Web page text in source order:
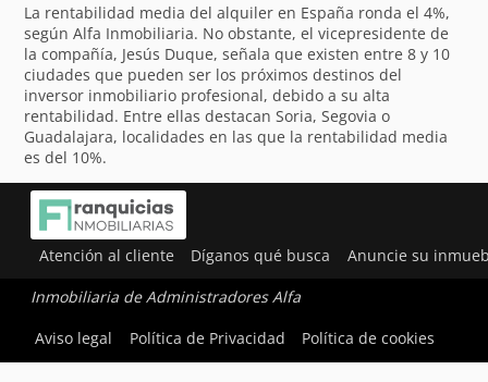
La rentabilidad media del alquiler en España ronda el 4%,
según Alfa Inmobiliaria. No obstante, el vicepresidente de
la compañía, Jesús Duque, señala que existen entre 8 y 10
ciudades que pueden ser los próximos destinos del
inversor inmobiliario profesional, debido a su alta
rentabilidad. Entre ellas destacan Soria, Segovia o
Guadalajara, localidades en las que la rentabilidad media
es del 10%.
Atención al cliente Díganos qué busca Anuncie su
Inmobiliaria de Administradores Alfa
Aviso legal
Política de Privacidad Política de cookies